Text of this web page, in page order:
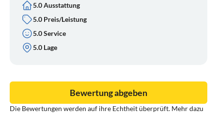
5.0 Ausstattung
5.0 Preis/Leistung
5.0 Service
5.0 Lage
Die Bewertungen werden auf ihre Echtheit überprüft. Mehr dazu
Bewertung abgeben